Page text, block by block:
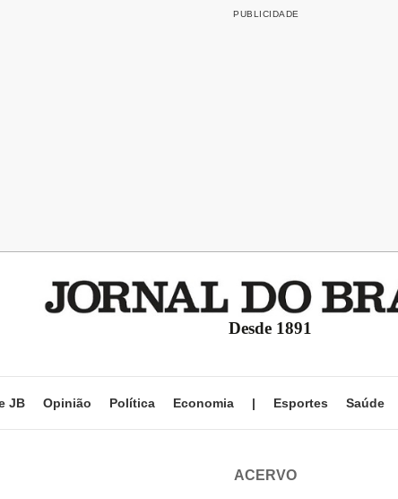
Desde 1891
JB Opinião Política Economia | Esportes Saúde
ACERVO